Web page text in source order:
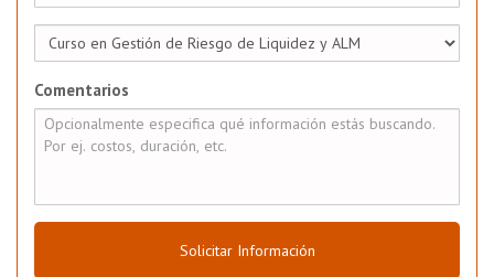
Comentarios
Solicitar Información